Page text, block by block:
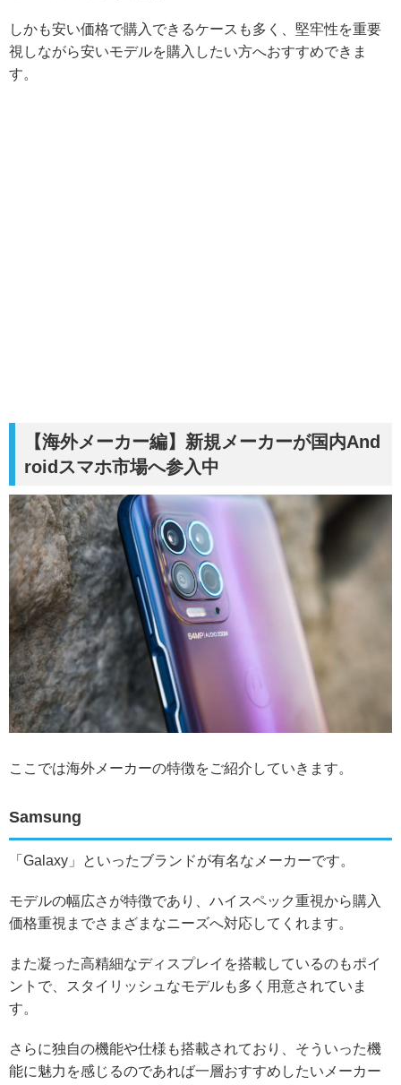
しかも安い価格で購入できるケースも多く、堅牢性を重要
視しながら安いモデルを購入したい方へおすすめできま
す。
【海外メーカー編】新規メーカーが国内And
roidスマホ市場へ参入中
ここでは海外メーカーの特徴をご紹介していきます。
Samsung
「Galaxy」といったブランドが有名なメーカーです。
モデルの幅広さが特徴であり、ハイスペック重視から購入
価格重視までさまざまなニーズへ対応してくれます。
また凝った高精細なディスプレイを搭載しているのもポイ
ントで、スタイリッシュなモデルも多く用意されていま
す。
さらに独自の機能や仕様も搭載されており、そういった機
能に魅力を感じるのであれば一層おすすめしたいメーカー